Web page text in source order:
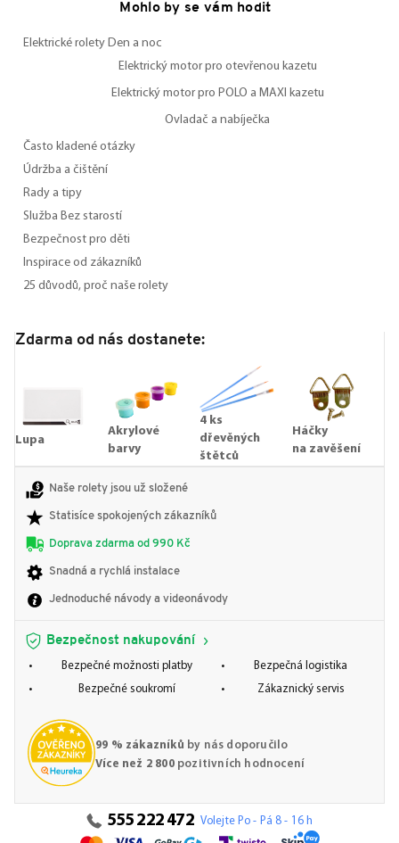
Mohlo by se vám hodit
Elektrické rolety Den a noc
Elektrický motor pro otevřenou kazetu
Elektrický motor pro POLO a MAXI kazetu
Ovladač a nabíječka
Často kladené otázky
Údržba a čištění
Rady a tipy
Služba Bez starostí
Bezpečnost pro děti
Inspirace od zákazníků
25 důvodů, proč naše rolety
Zdarma od nás dostanete:
Lupa
Akrylové
barvy
4 ks
dřevěných
štětců
Háčky
na zavěšení
Naše rolety jsou už složené
Statisíce spokojených zákazníků
Doprava zdarma od 990 Kč
Snadná a rychlá instalace
Jednoduché návody a videonávody
Bezpečnost nakupování
Bezpečné možnosti platby
Bezpečná logistika
Bezpečné soukromí
Zákaznický servis
99 % zákazníků by nás doporučilo
Více než 2 800pozitivních hodnocení
555 222 472 Volejte Po - Pá 8 - 16 h